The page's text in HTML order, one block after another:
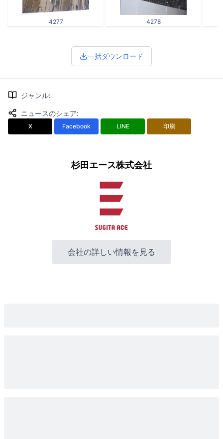
4277 4278
一括ダウンロード
ジャンル:
ニュースのシェア:
X Facebook LINE 印刷
杉田エース株式会社
会社の詳しい情報を見る